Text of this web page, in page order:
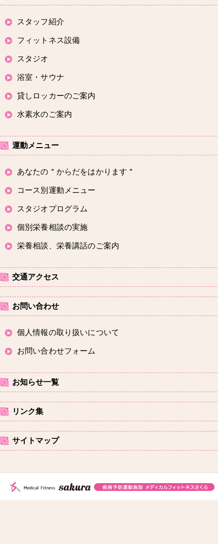
スタッフ紹介
フィットネス設備
スタジオ
浴室・サウナ
貸しロッカーのご案内
水素水のご案内
運動メニュー
あなたの＂からだをはかります＂
コース別運動メニュー
スタジオプログラム
個別栄養相談の実施
栄養相談、栄養講話のご案内
交通アクセス
お問い合わせ
個人情報の取り扱いについて
お問い合わせフォーム
お知らせ一覧
リンク集
サイトマップ